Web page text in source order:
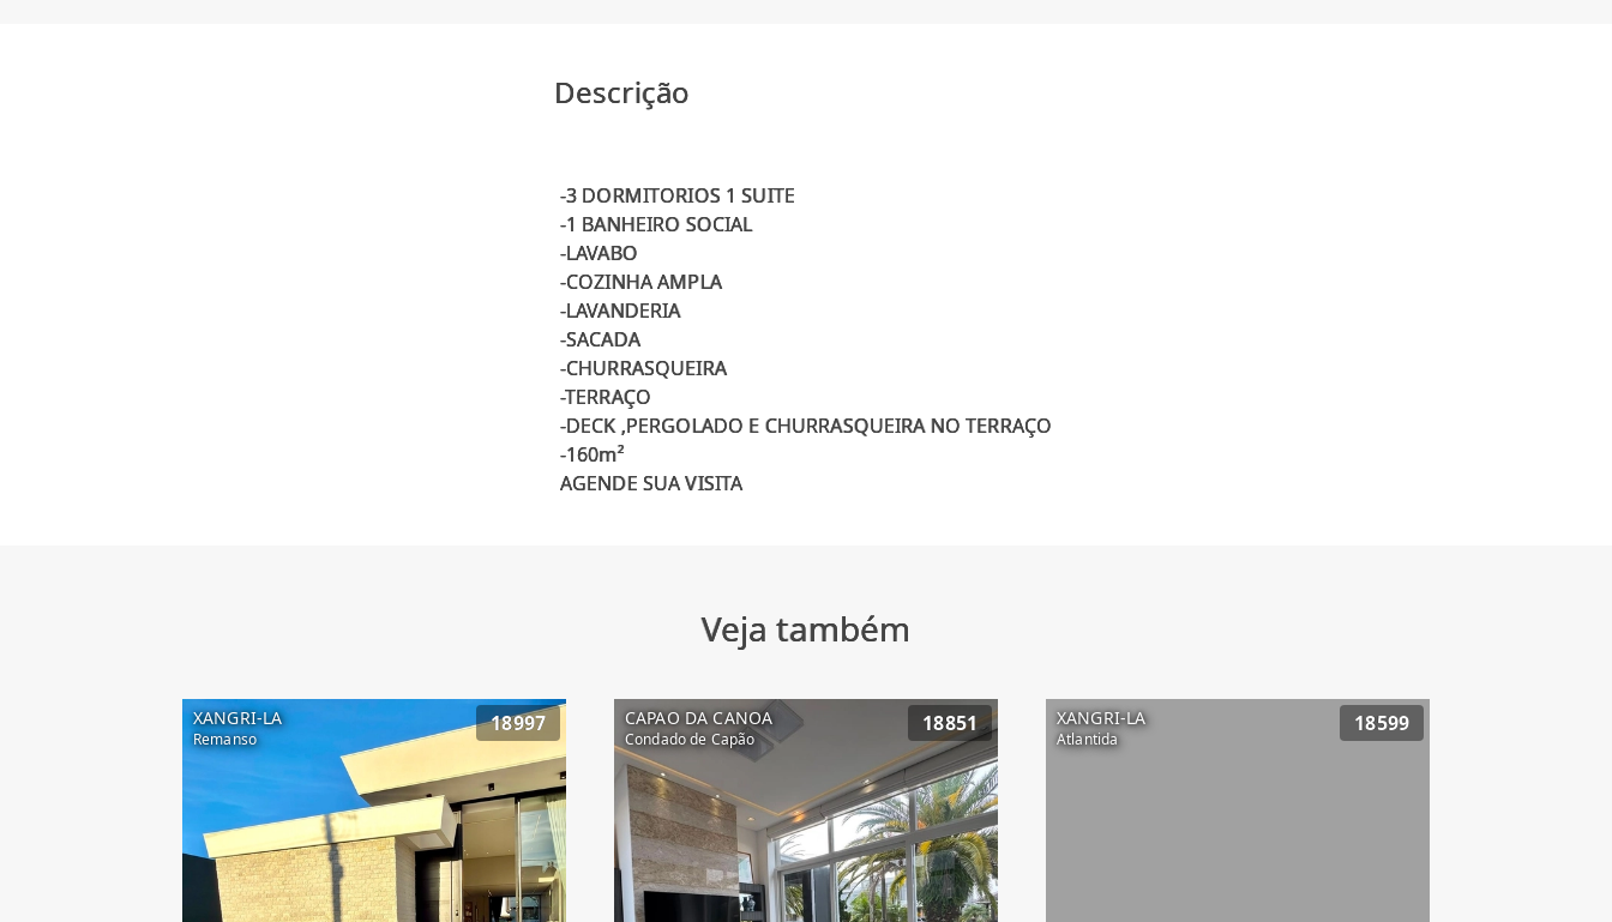
Descrição
-3 DORMITORIOS 1 SUITE
-1 BANHEIRO SOCIAL
-LAVABO
-COZINHA AMPLA
-LAVANDERIA
-SACADA
-CHURRASQUEIRA
-TERRAÇO
-DECK ,PERGOLADO E CHURRASQUEIRA NO TERRAÇO
-160m²
AGENDE SUA VISITA
Veja também
XANGRI-LA
Remanso
18997 CAPAO DA CANOA
Condado de Capão
18851 XANGRI-LA
Atlantida
18599